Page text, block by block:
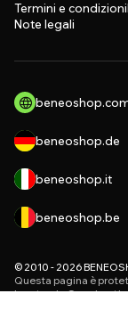
Termini e condizioni
Note legali
beneoshop.de
beneoshop.it
beneoshop.be
© 2010 - 2026
Questa pagina è
le aziende Google e i